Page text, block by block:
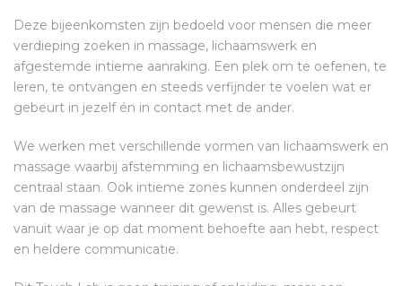
Deze bijeenkomsten zijn bedoeld voor mensen die meer
verdieping zoeken in massage, lichaamswerk en
afgestemde intieme aanraking. Een plek om te oefenen, te
leren, te ontvangen en steeds verfijnder te voelen wat er
gebeurt in jezelf én in contact met de ander.
We werken met verschillende vormen van lichaamswerk en
massage waarbij afstemming en lichaamsbewustzijn
centraal staan. Ook intieme zones kunnen onderdeel zijn
van de massage wanneer dit gewenst is. Alles gebeurt
vanuit waar je op dat moment behoefte aan hebt, respect
en heldere communicatie.